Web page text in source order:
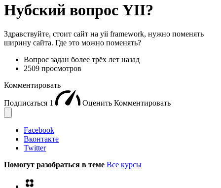
Нубский вопрос YII?
Здравствуйте, стоит сайт на yii framework, нужно поменять
ширину сайта. Где это можно поменять?
Вопрос задан более трёх лет назад
2509 просмотров
Комментировать
Подписаться 1 Оценить Комментировать
Facebook
Вконтакте
Twitter
Помогут разобраться в теме Все курсы